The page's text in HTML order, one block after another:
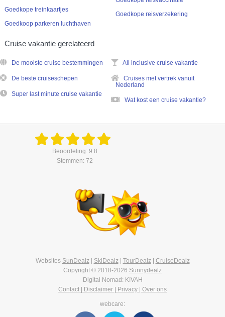
Goedkope treinkaartjes
Goedkoop parkeren luchthaven
Goedkope reisverzekering
Cruise vakantie gerelateerd
De mooiste cruise bestemmingen
De beste cruiseschepen
Super last minute cruise vakantie
All inclusive cruise vakantie
Cruises met vertrek vanuit
Nederland
Wat kost een cruise vakantie?
Beoordeling: 9.8
Stemmen: 72
Websites SunDealz| SkiDealz| TourDealz| CruiseDealz
Copyright © 2018-2026 Sunnydealz
Digital Nomad: KIVAH
Contact | Disclaimer | Privacy | Over ons
webcare: